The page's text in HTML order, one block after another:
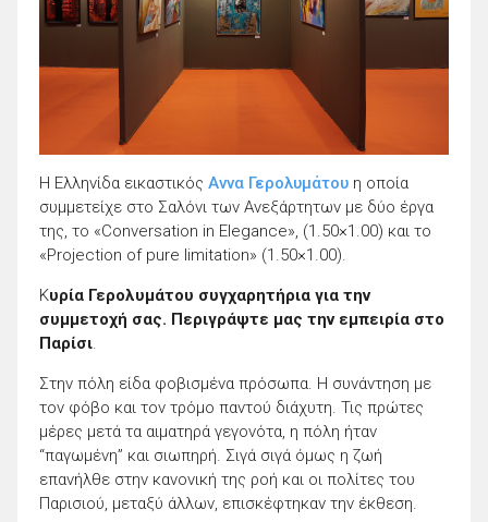
Η Ελληνίδα εικαστικός Αννα Γερολυμάτου η οποία
συμμετείχε στο Σαλόνι των Ανεξάρτητων με δύο έργα
της, το «Conversation in Elegance», (1.50×1.00) και το
«Projection of pure limitation» (1.50×1.00).
Κυρία Γερολυμάτου συγχαρητήρια για την
συμμετοχή σας. Περιγράψτε μας την εμπειρία στο
Παρίσι.
Στην πόλη είδα φοβισμένα πρόσωπα. Η συνάντηση με
τον φόβο και τον τρόμο παντού διάχυτη. Τις πρώτες
μέρες μετά τα αιματηρά γεγονότα, η πόλη ήταν
“παγωμένη” και σιωπηρή. Σιγά σιγά όμως η ζωή
επανήλθε στην κανονική της ροή και οι πολίτες του
Παρισιού, μεταξύ άλλων, επισκέφτηκαν την έκθεση.